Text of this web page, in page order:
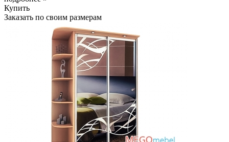
Купить
Заказать по своим размерам